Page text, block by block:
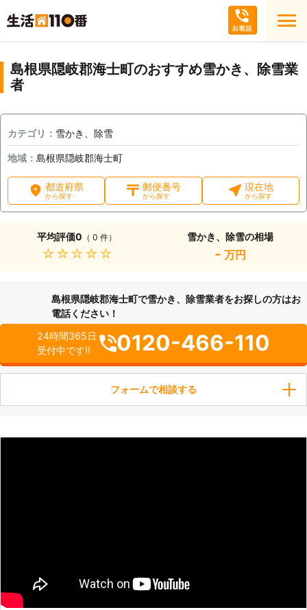
島根県隠岐郡海士町のおすすめ雪かき、除雪業
者
カテゴリ： 雪かき、除雪
地域： 島根県隠岐郡海士町
都道府県
から探す
郵便番号
から探す
現在地
から探す
平均評価0 （ 0 件）
★★★★★
雪かき、除雪の相場
- 万円
島根県隠岐郡海士町で雪かき、除雪業者をお探しの方はお
電話ください！
24時間365日
受付中です!!
0120-466-110
フォームで相談する